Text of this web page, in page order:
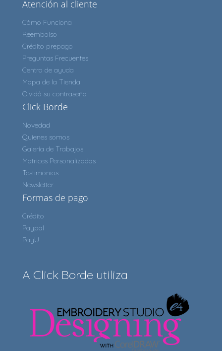
Atención al cliente
Cómo Funciona
Reembolso
Crédito prepago
Preguntas Frecuentes
Centro de ayuda
Mapa de la Tienda
Olvidó su contraseña
Click Borde
Novedad
Quienes somos
Galería de Trabajos
Matrices Personalizadas
Testimonios
Newsletter
Formas de pago
Crédito
Paypal
PayU
A Click Borde utiliza